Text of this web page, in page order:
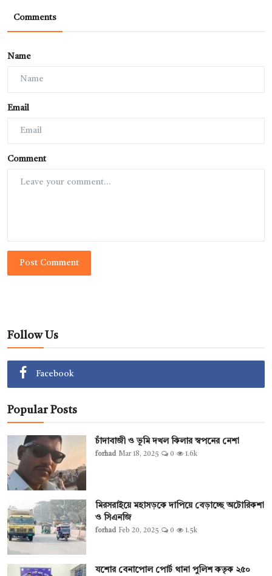
Comments
Name
Email
Comment
Post Comment
Follow Us
Facebook
Popular Posts
চাঁদাবাজী ও ভূমি দখল কিলার স্বপনের নেশা
forhad Mar 18, 2025 0 1.6k
মিরসরাইয়ে মহাসড়কে দাপিয়ে বেড়াচ্ছে অটোরিকশা
ও সিএনজি
forhad Feb 20, 2025 0 1.5k
যশোর বেনাপোল পোর্ট থানা পুলিশ কতৃক ২৫০